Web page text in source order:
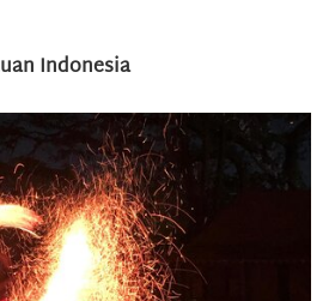
Indonesia